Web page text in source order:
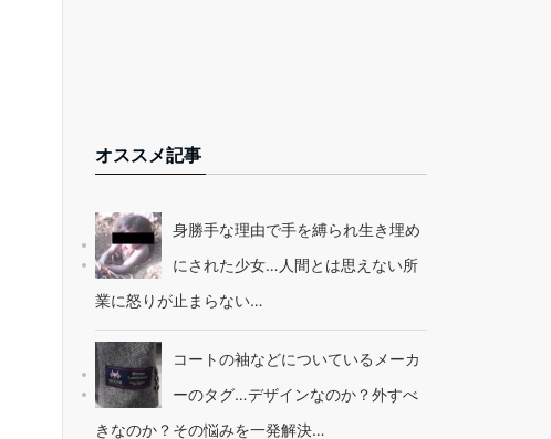
オススメ記事
身勝手な理由で手を縛られ生き埋め
にされた少女…人間とは思えない所
業に怒りが止まらない…
コートの袖などについているメーカ
ーのタグ…デザインなのか？外すべ
きなのか？その悩みを一発解決…